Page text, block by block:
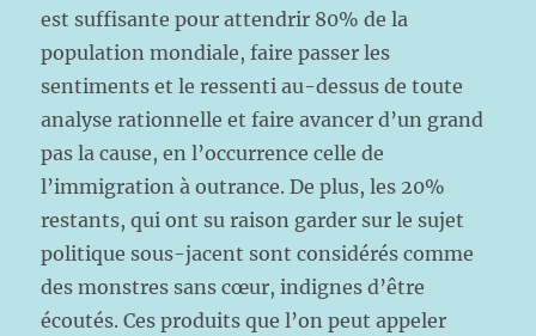
est suffisante pour attendrir 80% de la
population mondiale, faire passer les
sentiments et le ressenti au-dessus de toute
analyse rationnelle et faire avancer d’un grand
pas la cause, en l’occurrence celle de
l’immigration à outrance. De plus, les 20%
restants, qui ont su raison garder sur le sujet
politique sous-jacent sont considérés comme
des monstres sans cœur, indignes d’être
écoutés. Ces produits que l’on peut appeler